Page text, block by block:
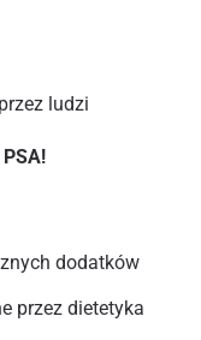
ludzi
dodatków
przez dietetyka